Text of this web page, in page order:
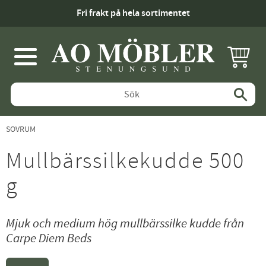
Fri frakt på hela sortimentet
Meny
SOVRUM
Mullbärssilkekudde 500
g
Mjuk och medium hög mullbärssilke kudde från
Carpe Diem Beds